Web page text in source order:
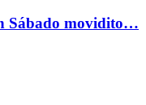
Sábado movidito…